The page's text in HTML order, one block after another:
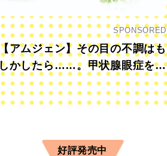
SPONSORED
【アムジェン】その目の不調はも
しかしたら……。甲状腺眼症を知
っていますか？
好評発売中